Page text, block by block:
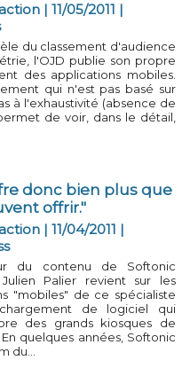
| 11/05/2011 |
du classement d'audience
l'OJD publie son propre
des applications mobiles.
qui n'est pas basé sur
à l'exhaustivité (absence de
de voir, dans le détail,
donc bien plus que
offrir."
| 11/04/2011 |
du contenu de Softonic
Julien Palier revient sur les
"mobiles" de ce spécialiste
de logiciel qui
des grands kiosques de
quelques années, Softonic
du...